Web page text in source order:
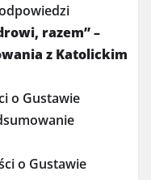
razem” –
z Katolickim
o Gustawie
o Gustawie